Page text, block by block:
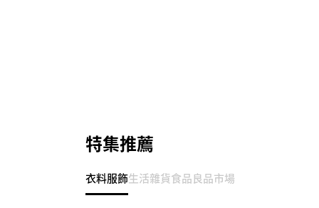
特集推薦
衣料服飾生活雜貨食品良品市場